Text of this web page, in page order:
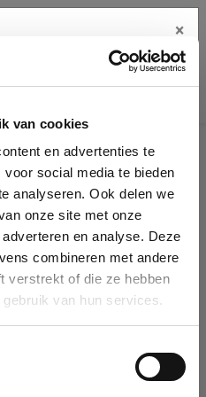
van cookies
en advertenties te
social media te bieden
analyseren. Ook delen we
onze site met onze
en analyse. Deze
combineren met andere
verstrekt of die ze hebben
van hun services.
details
by name, VAT or
selected it will auto-complete the
in our database, you can create
×